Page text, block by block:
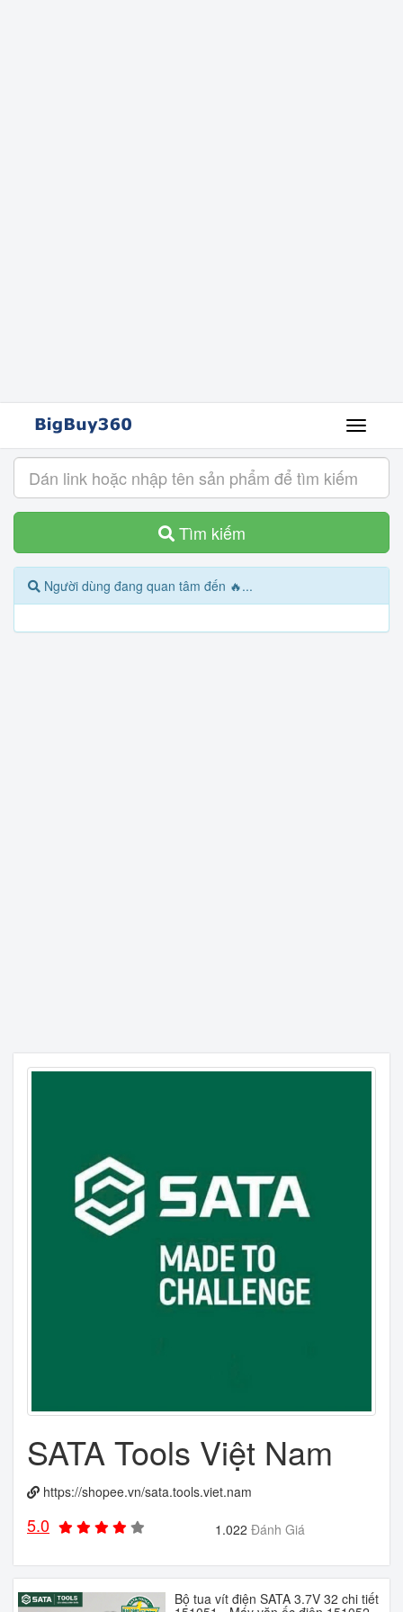
Tìm kiếm
Người dùng đang quan tâm đến 🔥...
SATA Tools Việt Nam
https://shopee.vn/sata.tools.viet.nam
5.0 1.022 Đánh Giá
Bộ tua vít điện SATA 3.7V 32 chi tiết